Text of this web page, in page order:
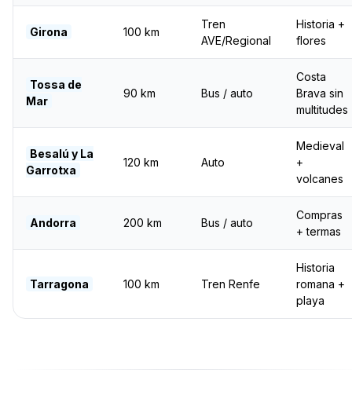
Girona 100 km
Tren
AVE/Regional
Historia +
flores
Tossa de
Mar
90 km Bus / auto
Costa
Brava sin
multitudes
Besalú y La
Garrotxa
120 km Auto
Medieval
+
volcanes
Andorra 200 km Bus / auto
Compras
+ termas
Tarragona 100 km Tren Renfe
Historia
romana +
playa